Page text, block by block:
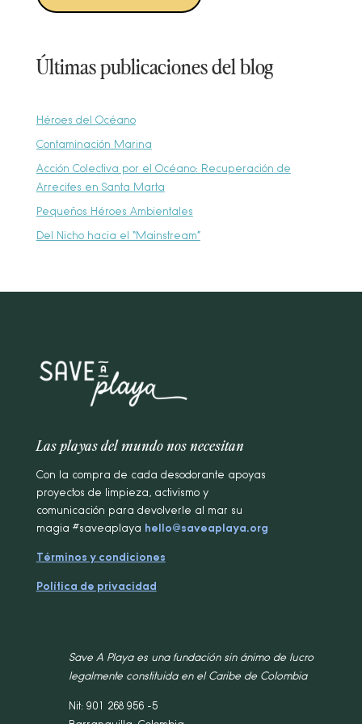
Últimas publicaciones del blog
Héroes del Océano
Contaminación Marina
Acción Colectiva por el Océano: Recuperación de
Arrecifes en Santa Marta
Pequeños Héroes Ambientales
Del Nicho hacia el “Mainstream”
Las playas del mundo nos necesitan
Con la compra de cada desodorante apoyas
proyectos de limpieza, activismo y
comunicación para devolverle al mar su
magia #saveaplaya hello@saveaplaya.org
Términos y condiciones
Política de privacidad
Save A Playa es una fundación sin ánimo de lucro
legalmente constituida en el Caribe de Colombia
Nit: 901 268 956 -5